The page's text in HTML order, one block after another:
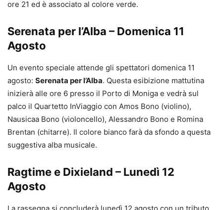
ore 21 ed è associato al colore verde.
Serenata per l’Alba – Domenica 11
Agosto
Un evento speciale attende gli spettatori domenica 11
agosto: Serenata per l’Alba. Questa esibizione mattutina
inizierà alle ore 6 presso il Porto di Moniga e vedrà sul
palco il Quartetto InViaggio con Amos Bono (violino),
Nausicaa Bono (violoncello), Alessandro Bono e Romina
Brentan (chitarre). Il colore bianco farà da sfondo a questa
suggestiva alba musicale.
Ragtime e Dixieland – Lunedì 12
Agosto